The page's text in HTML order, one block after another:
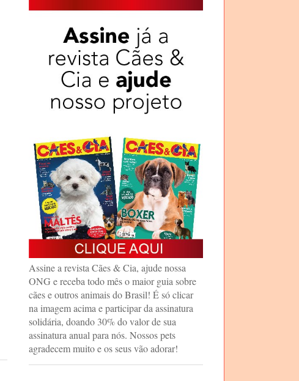
Assine a revista Cães & Cia, ajude nossa
ONG e receba todo mês o maior guia sobre
cães e outros animais do Brasil! É só clicar
na imagem acima e participar da assinatura
solidária, doando 30% do valor de sua
assinatura anual para nós. Nossos pets
agradecem muito e os seus vão adorar!